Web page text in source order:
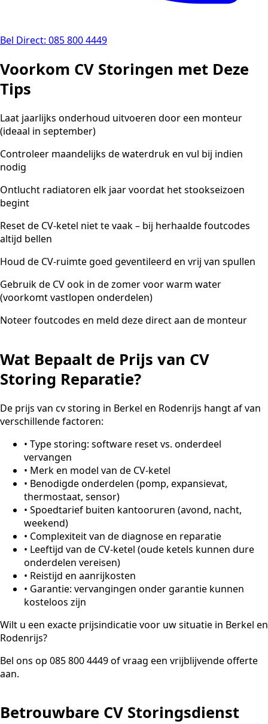
Bel Direct: 085 800 4449
Voorkom CV Storingen met Deze
Tips
Laat jaarlijks onderhoud uitvoeren door een monteur
(ideaal in september)
Controleer maandelijks de waterdruk en vul bij indien
nodig
Ontlucht radiatoren elk jaar voordat het stookseizoen
begint
Reset de CV-ketel niet te vaak – bij herhaalde foutcodes
altijd bellen
Houd de CV-ruimte goed geventileerd en vrij van spullen
Gebruik de CV ook in de zomer voor warm water
(voorkomt vastlopen onderdelen)
Noteer foutcodes en meld deze direct aan de monteur
Wat Bepaalt de Prijs van CV
Storing Reparatie?
De prijs van cv storing in Berkel en Rodenrijs hangt af van
verschillende factoren:
• Type storing: software reset vs. onderdeel
vervangen
• Merk en model van de CV-ketel
• Benodigde onderdelen (pomp, expansievat,
thermostaat, sensor)
• Spoedtarief buiten kantooruren (avond, nacht,
weekend)
• Complexiteit van de diagnose en reparatie
• Leeftijd van de CV-ketel (oude ketels kunnen dure
onderdelen vereisen)
• Reistijd en aanrijkosten
• Garantie: vervangingen onder garantie kunnen
kosteloos zijn
Wilt u een exacte prijsindicatie voor uw situatie in Berkel en
Rodenrijs?
Bel ons op 085 800 4449 of vraag een vrijblijvende offerte
aan.
Betrouwbare CV Storingsdienst